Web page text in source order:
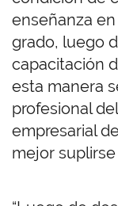
enseñanza
grado, luego
capacitación
esta manera
profesional
empresarial
mejor